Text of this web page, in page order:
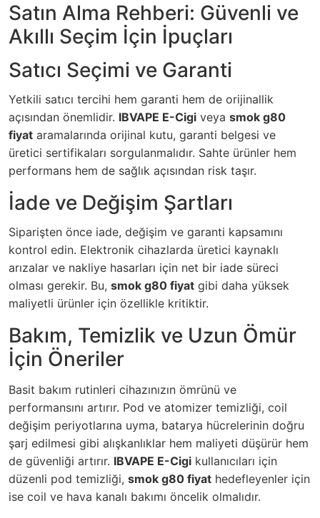
Satın Alma Rehberi: Güvenli ve
Akıllı Seçim İçin İpuçları
Satıcı Seçimi ve Garanti
Yetkili satıcı tercihi hem garanti hem de orijinallik
açısından önemlidir. IBVAPE E-Cigi veya smok g80
fiyat aramalarında orijinal kutu, garanti belgesi ve
üretici sertifikaları sorgulanmalıdır. Sahte ürünler hem
performans hem de sağlık açısından risk taşır.
İade ve Değişim Şartları
Siparişten önce iade, değişim ve garanti kapsamını
kontrol edin. Elektronik cihazlarda üretici kaynaklı
arızalar ve nakliye hasarları için net bir iade süreci
olması gerekir. Bu, smok g80 fiyat gibi daha yüksek
maliyetli ürünler için özellikle kritiktir.
Bakım, Temizlik ve Uzun Ömür
İçin Öneriler
Basit bakım rutinleri cihazınızın ömrünü ve
performansını artırır. Pod ve atomizer temizliği, coil
değişim periyotlarına uyma, batarya hücrelerinin doğru
şarj edilmesi gibi alışkanlıklar hem maliyeti düşürür hem
de güvenliği artırır. IBVAPE E-Cigi kullanıcıları için
düzenli pod temizliği, smok g80 fiyat hedefleyenler için
ise coil ve hava kanalı bakımı öncelik olmalıdır.